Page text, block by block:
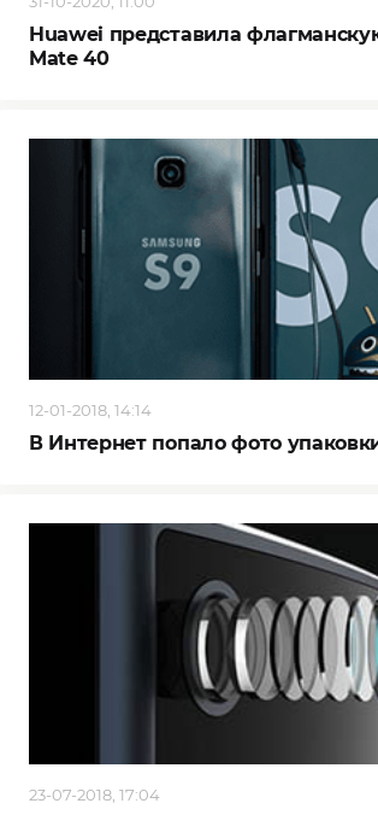
Huawei представила
Mate 40
12-01-2018, 14:14
В Интернет попало фото
23-07-2018, 17:04